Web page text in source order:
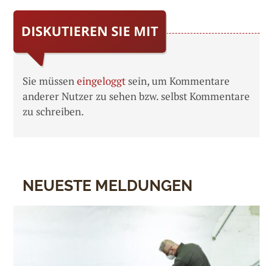
Sie müsseneingeloggt sein, um Kommentare
anderer Nutzer zu sehen bzw. selbst Kommentare
zu schreiben.
NEUESTE MELDUNGEN